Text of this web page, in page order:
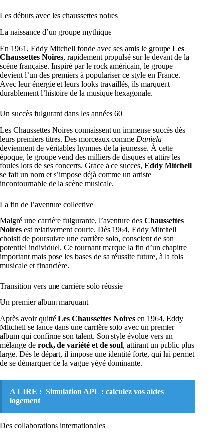
Les débuts avec les chaussettes noires
La naissance d’un groupe mythique
En 1961, Eddy Mitchell fonde avec ses amis le groupe Les
Chaussettes Noires, rapidement propulsé sur le devant de la
scène française. Inspiré par le rock américain, le groupe
devient l’un des premiers à populariser ce style en France.
Avec leur énergie et leurs looks travaillés, ils marquent
durablement l’histoire de la musique hexagonale.
Un succès fulgurant dans les années 60
Les Chaussettes Noires connaissent un immense succès dès
leurs premiers titres. Des morceaux comme Daniela
deviennent de véritables hymnes de la jeunesse. À cette
époque, le groupe vend des milliers de disques et attire les
foules lors de ses concerts. Grâce à ce succès, Eddy Mitchell
se fait un nom et s’impose déjà comme un artiste
incontournable de la scène musicale.
La fin de l’aventure collective
Malgré une carrière fulgurante, l’aventure des Chaussettes
Noires est relativement courte. Dès 1964, Eddy Mitchell
choisit de poursuivre une carrière solo, conscient de son
potentiel individuel. Ce tournant marque la fin d’un chapitre
important mais pose les bases de sa réussite future, à la fois
musicale et financière.
Transition vers une carrière solo réussie
Un premier album marquant
Après avoir quitté Les Chaussettes Noires en 1964, Eddy
Mitchell se lance dans une carrière solo avec un premier
album qui confirme son talent. Son style évolue vers un
mélange de rock, de variété et de soul, attirant un public plus
large. Dès le départ, il impose une identité forte, qui lui permet
de se démarquer de la vague yéyé dominante.
A LIRE : Simulation APL : calculez vos aides
logement
Des collaborations internationales